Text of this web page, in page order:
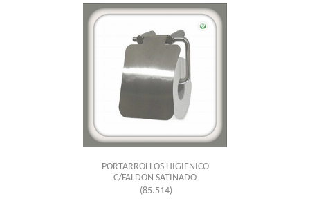
PORTARROLLOS HIGIENICO
C/FALDON SATINADO
(85.514)